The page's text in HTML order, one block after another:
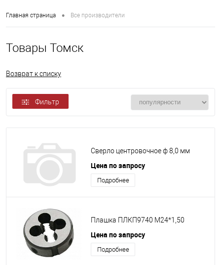
Главная страница • Все производители
Товары Томск
Возврат к списку
Фильтр
Сверло центровочное ф 8,0 мм
Цена по запросу
Подробнее
Плашка ПЛКП9740 М24*1,50
Цена по запросу
Подробнее